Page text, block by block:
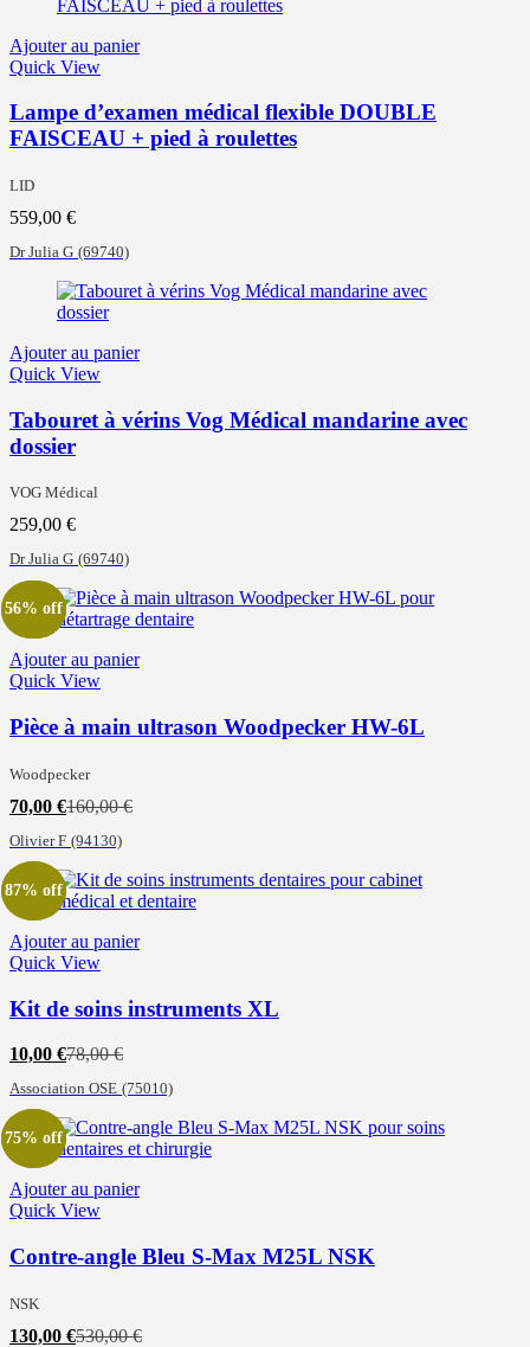
Ajouter au panier
Quick View
Lampe d’examen médical flexible DOUBLE
FAISCEAU + pied à roulettes
LID
559,00 €
Dr Julia G (69740)
Ajouter au panier
Quick View
Tabouret à vérins Vog Médical mandarine avec
dossier
VOG Médical
259,00 €
Dr Julia G (69740)
56% off
56% off
Ajouter au panier
Quick View
Pièce à main ultrason Woodpecker HW-6L
Woodpecker
70,00 €Le
actuel
est :
70,00 €.
160,00€Le
était :
160,00 €.
Olivier F (94130)
87% off
87% off
Ajouter au panier
Quick View
Kit de soins instruments XL
10,00 €Le
actuel
est :
10,00 €.
78,00€Le
initial
était :
78,00 €.
Association OSE (75010)
75% off
75% off
Ajouter au panier
Quick View
Contre-angle Bleu S-Max M25L NSK
NSK
130,00 €Le
530,00€Le